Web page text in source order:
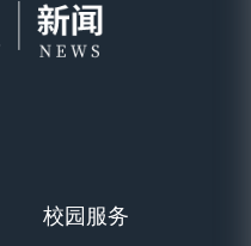
校园服务